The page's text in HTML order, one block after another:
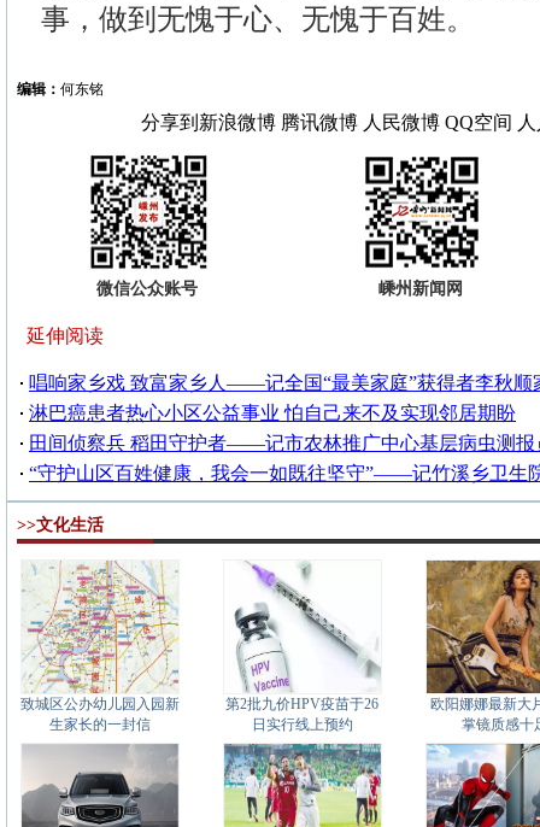
事，做到无愧于心、无愧于百姓。
编辑： 何东铭
分享到 新浪微博 腾讯微博 人民微博 QQ空间
微信公众账号 嵊州新闻网
延伸阅读
唱响家乡戏 致富家乡人——记全国“最美家庭”获得者李秋顺
淋巴癌患者热心小区公益事业 怕自己来不及实现邻居期盼
田间侦察兵 稻田守护者——记市农林推广中心基层病虫测报
“守护山区百姓健康，我会一如既往坚守”——记竹溪乡卫生
>>文化生活
致城区公办幼儿园入园新
生家长的一封信
第2批九价HPV疫苗于26
日实行线上预约
欧阳娜娜最新大
掌镜质感十